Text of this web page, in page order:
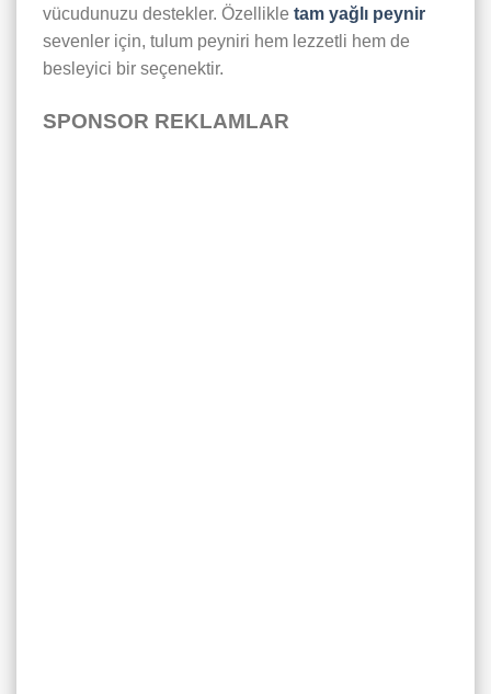
vücudunuzu destekler. Özellikle tam yağlı peynir
sevenler için, tulum peyniri hem lezzetli hem de
besleyici bir seçenektir.
SPONSOR REKLAMLAR